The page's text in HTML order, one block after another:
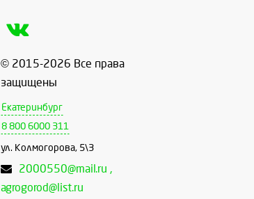
© 2015-2026 Все права
защищены
Екатеринбург
8 800 6000 311
ул. Колмогорова, 5\3
2000550@mail.ru ,
agrogorod@list.ru